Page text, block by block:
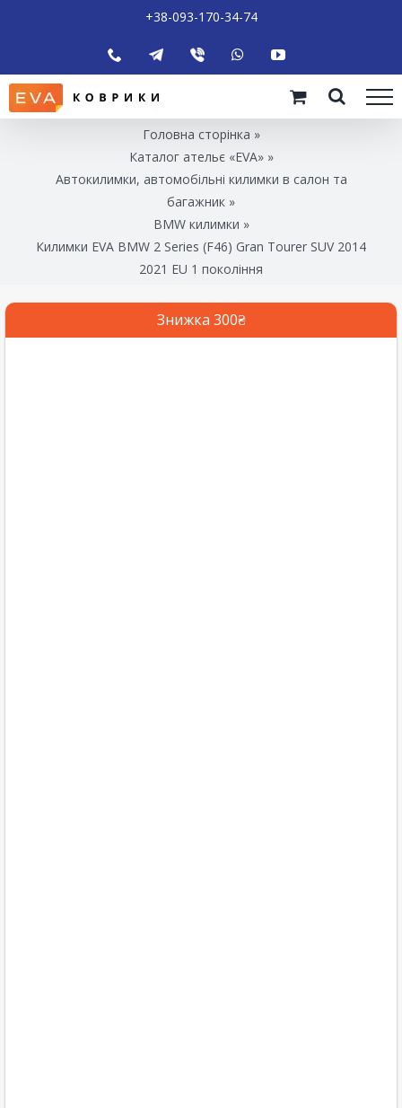
+38-093-170-34-74
Головна сторінка »
Каталог ательє «EVA»»
Автокилимки, автомобільні килимки в салон та
багажник »
BMW килимки »
Килимки EVA BMW 2 Series (F46) Gran Tourer SUV 2014
2021 EU 1 покоління
Знижка 300₴